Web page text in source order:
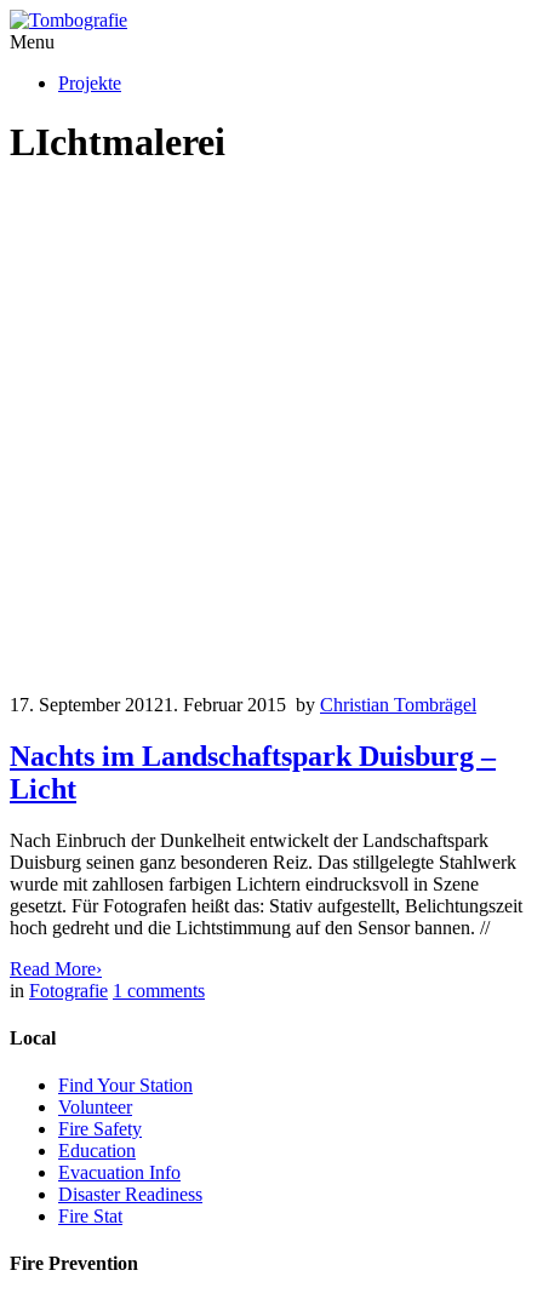
Menu
Projekte
LIchtmalerei
17. September 20121. Februar 2015 by Christian Tombrägel
Nachts im Landschaftspark Duisburg –
Licht
Nach Einbruch der Dunkelheit entwickelt der Landschaftspark
Duisburg seinen ganz besonderen Reiz. Das stillgelegte Stahlwerk
wurde mit zahllosen farbigen Lichtern eindrucksvoll in Szene
gesetzt. Für Fotografen heißt das: Stativ aufgestellt, Belichtungszeit
hoch gedreht und die Lichtstimmung auf den Sensor bannen. //
Read More›
in Fotografie 1 comments
Local
Find Your Station
Volunteer
Fire Safety
Education
Evacuation Info
Disaster Readiness
Fire Stat
Fire Prevention